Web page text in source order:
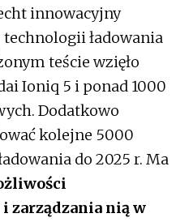
innowacyjny
ładowania
teście wzięło
Ioniq 5 i ponad 1000
Dodatkowo
kolejne 5000
do 2025 r. Ma
zarządzania nią w